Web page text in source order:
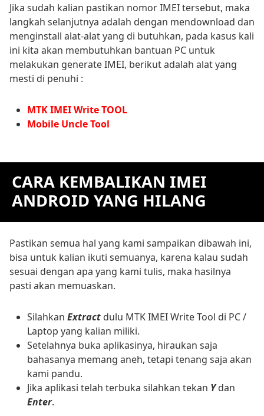
Jika sudah kalian pastikan nomor IMEI tersebut, maka
langkah selanjutnya adalah dengan mendownload dan
menginstall alat-alat yang di butuhkan, pada kasus kali
ini kita akan membutuhkan bantuan PC untuk
melakukan generate IMEI, berikut adalah alat yang
mesti di penuhi :
MTK IMEI Write TOOL
Mobile Uncle Tool
CARA KEMBALIKAN IMEI
ANDROID YANG HILANG
Pastikan semua hal yang kami sampaikan dibawah ini,
bisa untuk kalian ikuti semuanya, karena kalau sudah
sesuai dengan apa yang kami tulis, maka hasilnya
pasti akan memuaskan.
Silahkan Extract dulu MTK IMEI Write Tool di PC /
Laptop yang kalian miliki.
Setelahnya buka aplikasinya, hiraukan saja
bahasanya memang aneh, tetapi tenang saja akan
kami pandu.
Jika aplikasi telah terbuka silahkan tekan Ydan
Enter.